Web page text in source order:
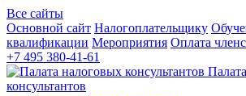
Все сайты
Основной сайт Налогоплательщику
квалификации Мероприятия Оплата
+7 495 380-41-61
консультантов